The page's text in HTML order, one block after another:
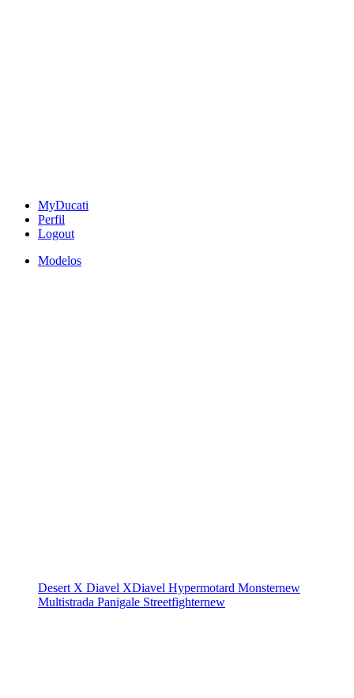
MyDucati
Perfil
Logout
Modelos
Desert X Diavel XDiavel Hypermotard Monsternew
Multistrada Panigale Streetfighternew